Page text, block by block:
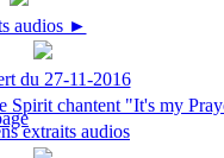
audios ►
du 27-11-2016
Spirit chantent "It's my
extraits audios